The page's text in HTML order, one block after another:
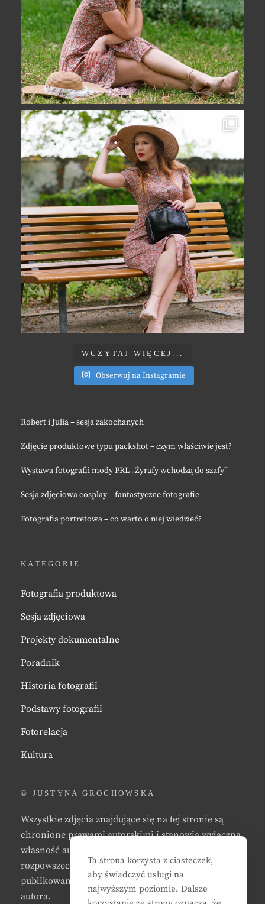
WCZYTAJ WIĘCEJ...
Obserwuj na Instagramie
Robert i Julia – sesja zakochanych
Zdjęcie produktowe typu packshot – czym właściwie jest?
Wystawa fotografii mody PRL „Żyrafy wchodzą do szafy”
Sesja zdjęciowa cosplay – fantastyczne fotografie
Fotografia portretowa – co warto o niej wiedzieć?
KATEGORIE
Fotografia produktowa
Sesja zdjęciowa
Projekty dokumentalne
Poradnik
Historia fotografii
Podstawy fotografii
Fotorelacja
Kultura
© JUSTYNA GROCHOWSKA
Wszystkie zdjęcia znajdujące się na tej stronie są
chronione prawami autorskimi i stanowią wyłączną
własność autora strony. Zabrania się kopiowania,
rozpowszechniania, reprodukowania,
publikowania, i/lub modyfikowania zdjęć bez zgody
autora.
Ta strona korzysta z ciasteczek,
aby świadczyć usługi na
najwyższym poziomie. Dalsze